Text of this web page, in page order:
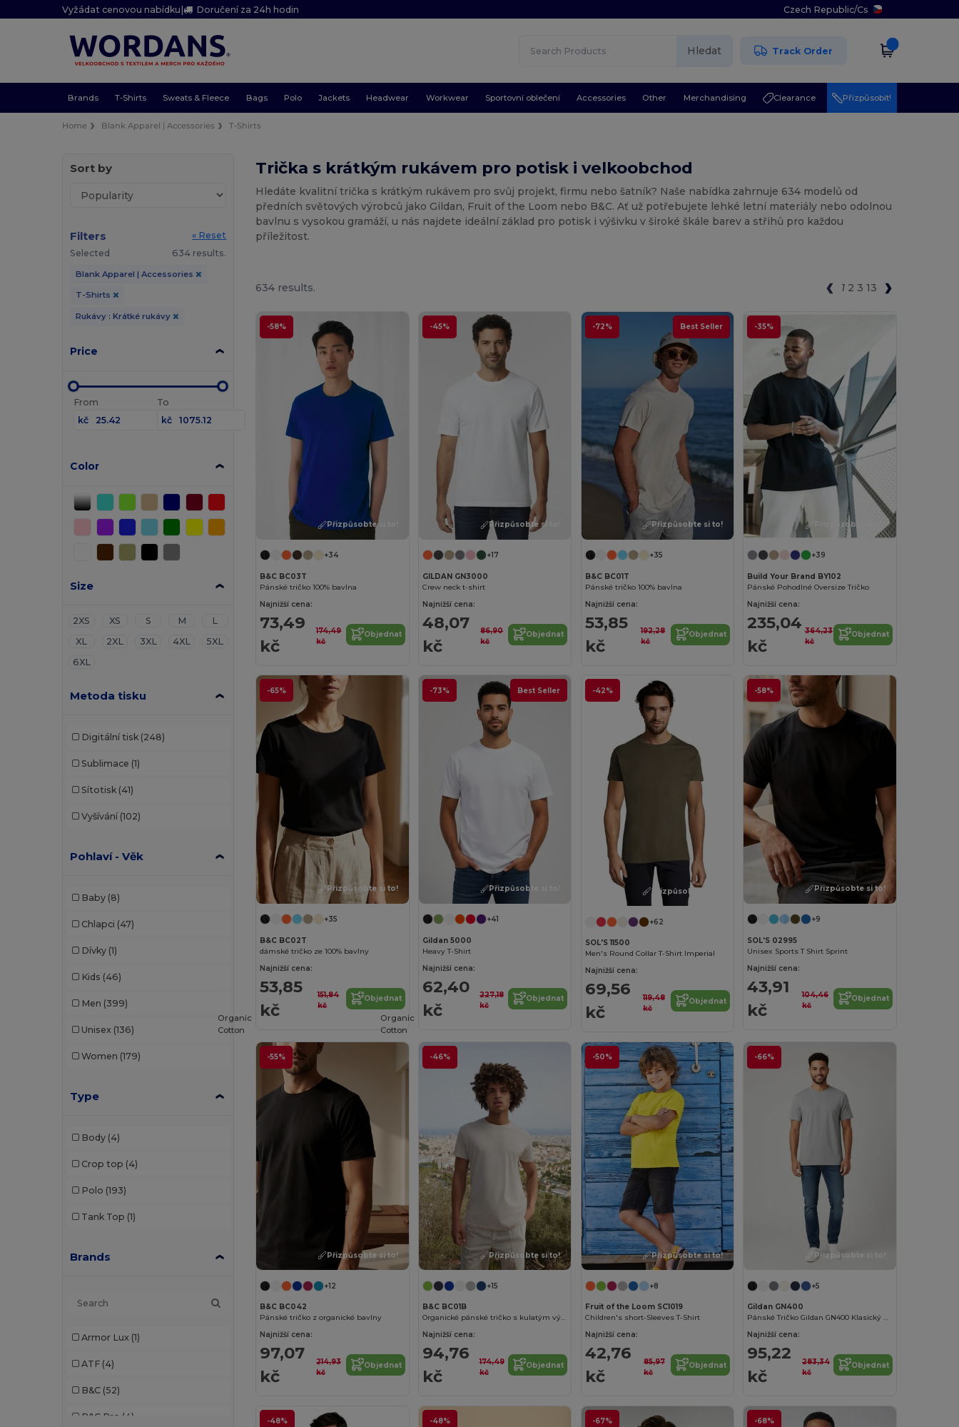
Vyžádat cenovou nabídku| Doručení za 24h hodin Czech Republic/Cs
Hledat Track Order
Brands T-Shirts Sweats & Fleece Bags Polo Jackets Headwear Workwear Sportovní oblečení Accessories Other Merchandising Clearance Přizpůsobit!
Home Blank Apparel | Accessories T-Shirts
Sort by
Filters
« Reset
Selected
634 results.
Blank Apparel | Accessories
T-Shirts
Rukávy : Krátké rukávy
Price
From
kč
To
kč
Color
Size
2XS XS S M
L
XL
2XL 3XL 4XL
5XL
6XL
Metoda tisku
Digitální tisk (248)
Sublimace (1)
Sítotisk (41)
Vyšívání (102)
Pohlaví - Věk
Baby (8)
Chlapci (47)
Dívky (1)
Kids (46)
Men (399)
Unisex (136)
Women (179)
Type
Body (4)
Crop top (4)
Polo (193)
Tank Top (1)
Brands
Armor Lux (1)
ATF (4)
B&C (52)
B&C Pro (4)
Trička s krátkým rukávem pro potisk i velkoobchod
Hledáte kvalitní trička s krátkým rukávem pro svůj projekt, firmu nebo šatník? Naše nabídka zahrnuje 634 modelů od
předních světových výrobců jako Gildan, Fruit of the Loom nebo B&C. Ať už potřebujete lehké letní materiály nebo odolnou
bavlnu s vysokou gramáží, u nás najdete ideální základ pro potisk i výšivku v široké škále barev a střihů pro každou
příležitost.
634 results. 1 2 3 13
-58%
Přizpůsobte si to!
+34
B&C BC03T
Pánské tričko 100% bavlna
Najnižší cena:
73,49
kč
174,49
kč
Objednat
-45%
Přizpůsobte si to!
+17
GILDAN GN3000
Crew neck t-shirt
Najnižší cena:
48,07
kč
86,90
kč
Objednat
-72% Best Seller
Přizpůsobte si to!
+35
B&C BC01T
Pánské tričko 100% bavlna
Najnižší cena:
53,85
kč
192,28
kč
Objednat
-35%
Přizpůsobte si to!
+39
Build Your Brand BY102
Pánské Pohodlné Oversize Tričko
Najnižší cena:
235,04
kč
364,23
kč
Objednat
-65%
Přizpůsobte si to!
+35
B&C BC02T
dámské tričko ze 100% bavlny
Najnižší cena:
53,85
kč
151,84
kč
Objednat
-73% Best Seller
Přizpůsobte si to!
+41
Gildan 5000
Heavy T-Shirt
Najnižší cena:
62,40
kč
227,18
kč
Objednat
-42%
Přizpůsobte si to!
+62
SOL'S 11500
Men's Round Collar T-Shirt Imperial
Najnižší cena:
69,56
kč
119,48
kč
Objednat
-58%
Přizpůsobte si to!
+9
SOL'S 02995
Unisex Sports T Shirt Sprint
Najnižší cena:
43,91
kč
104,46
kč
Objednat
-55%
Organic
Cotton
Přizpůsobte si to!
+12
B&C BC042
Pánské tričko z organické bavlny
Najnižší cena:
97,07
kč
214,93
kč
Objednat
-46%
Organic
Cotton
Přizpůsobte si to!
+15
B&C BC01B
Organické pánské tričko s kulatým výstřihem 150
Najnižší cena:
94,76
kč
174,49
kč
Objednat
-50%
Přizpůsobte si to!
+8
Fruit of the Loom SC1019
Children's short-Sleeves T-Shirt
Najnižší cena:
42,76
kč
85,97
kč
Objednat
-66%
Přizpůsobte si to!
+5
Gildan GN400
Pánské Tričko Gildan GN400 Klasický Styl
Najnižší cena:
95,22
kč
283,34
kč
Objednat
-48% -48% -67% -68%